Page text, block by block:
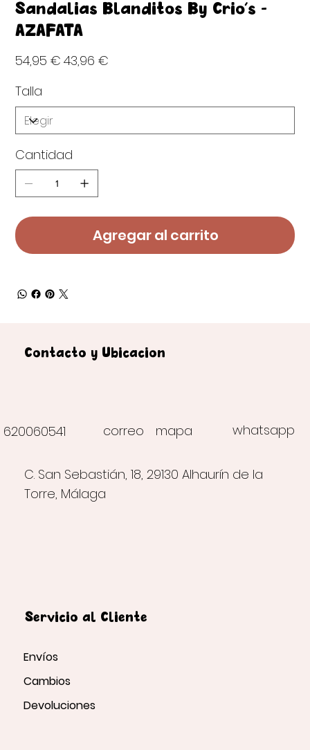
Sandalias Blanditos By Crio's -
AZAFATA
original
54,95 € de
43,96 €
Talla
Cantidad
Agregar al carrito
correo
Contacto y Ubicación
620060541 whatsapp
C. San Sebastián, 18, 29130 Alhaurín de la
Torre, Málaga
mapa
Servicio al Cliente
Envíos
Cambios
Devoluciones